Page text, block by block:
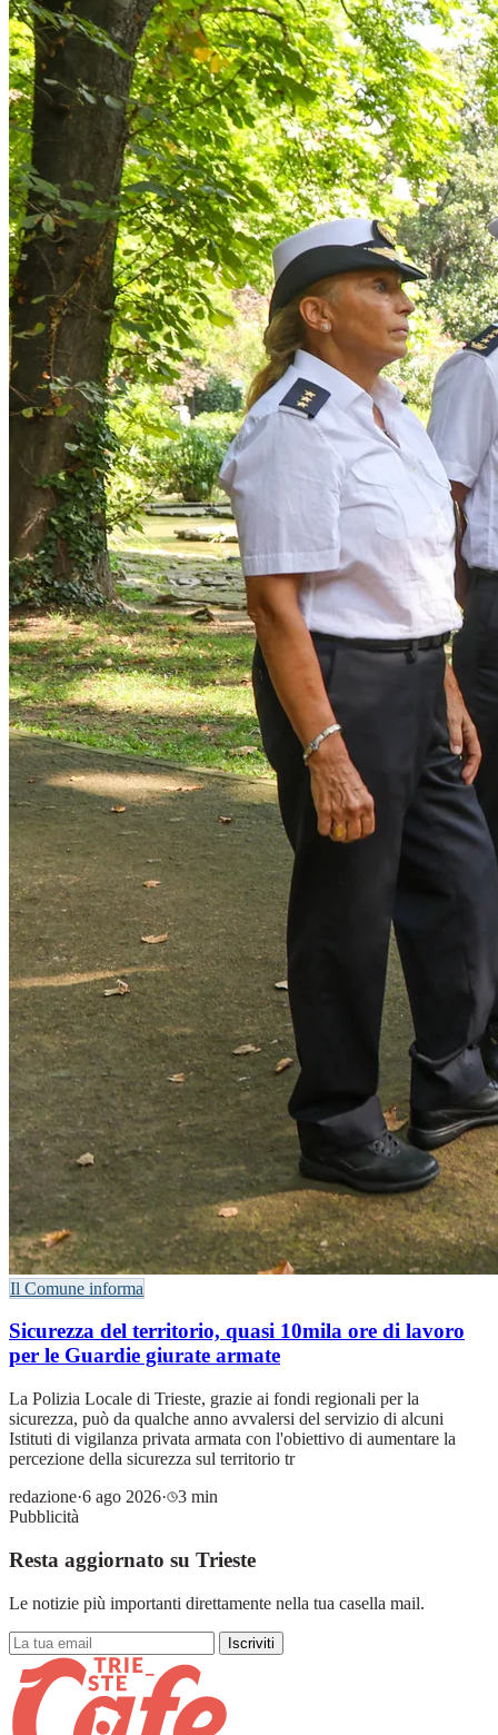
Il Comune informa
Sicurezza del territorio, quasi 10mila ore di lavoro
per le Guardie giurate armate
La Polizia Locale di Trieste, grazie ai fondi regionali per la
sicurezza, può da qualche anno avvalersi del servizio di alcuni
Istituti di vigilanza privata armata con l'obiettivo di aumentare la
percezione della sicurezza sul territorio tr
redazione·6 ago 2026·
3 min
Pubblicità
Resta aggiornato su Trieste
Le notizie più importanti direttamente nella tua casella mail.
Iscriviti